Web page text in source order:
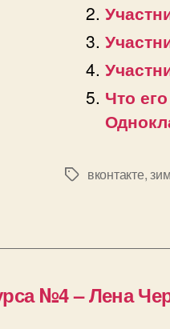
Что
Позначки
вконтакте,
№4 – Лена